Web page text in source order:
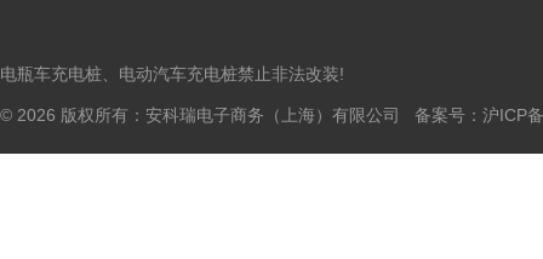
电瓶车充电桩、电动汽车充电桩禁止非法改装!
© 2026 版权所有：安科瑞电子商务（上海）有限公司 备案号： 沪ICP